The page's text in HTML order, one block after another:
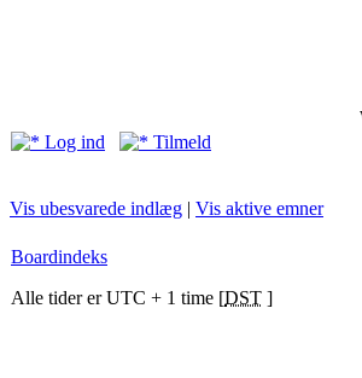
Log ind
Tilmeld
Vis ubesvarede indlæg | Vis aktive emner
Boardindeks
Alle tider er UTC + 1 time [DST ]